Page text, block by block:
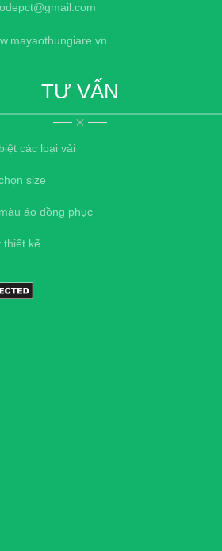
TƯ VẤN
các loại vải
size
áo đồng phục
thiết kế